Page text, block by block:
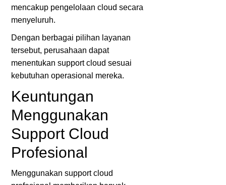
mencakup pengelolaan cloud secara
menyeluruh.
Dengan berbagai pilihan layanan
tersebut, perusahaan dapat
menentukan support cloud sesuai
kebutuhan operasional mereka.
Keuntungan
Menggunakan
Support Cloud
Profesional
Menggunakan support cloud